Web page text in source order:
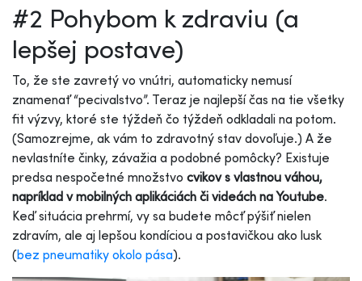
#2 Pohybom k zdraviu (a
lepšej postave)
To, že ste zavretý vo vnútri, automaticky nemusí
znamenať “pecivalstvo”. Teraz je najlepší čas na tie všetky
fit výzvy, ktoré ste týždeň čo týždeň odkladali na potom.
(Samozrejme, ak vám to zdravotný stav dovoľuje.) A že
nevlastníte činky, závažia a podobné pomôcky? Existuje
predsa nespočetné množstvo cvikov s vlastnou váhou,
napríklad v mobilných aplikáciách či videách na Youtube.
Keď situácia prehrmí, vy sa budete môcť pýšiť nielen
zdravím, ale aj lepšou kondíciou a postavičkou ako lusk
(bez pneumatiky okolo pása).